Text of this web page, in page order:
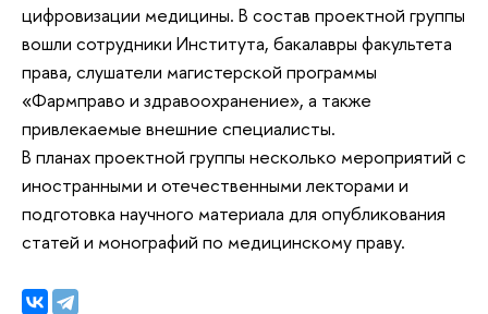
цифровизации медицины. В состав проектной группы
вошли сотрудники Института, бакалавры факультета
права, слушатели магистерской программы
«Фармправо и здравоохранение», а также
привлекаемые внешние специалисты.
В планах проектной группы несколько мероприятий с
иностранными и отечественными лекторами и
подготовка научного материала для опубликования
статей и монографий по медицинскому праву.